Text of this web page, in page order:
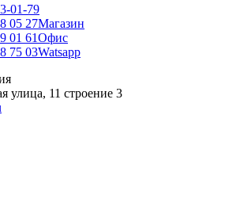
01-79
05 27Магазин
01 61Офис
75 03Watsapp
улица, 11 строение 3